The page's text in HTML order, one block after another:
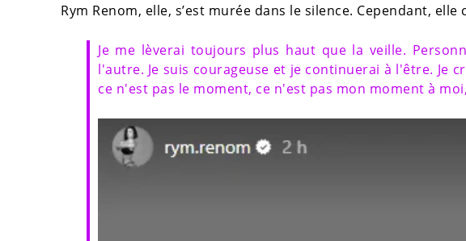
Rym Renom, elle, s’est murée dans le silence. Cependant, elle
Je me lèverai toujours plus haut que la veille.
l'autre. Je suis courageuse et je continuerai à l'être. Je
ce n'est pas le moment, ce n'est pas mon moment à